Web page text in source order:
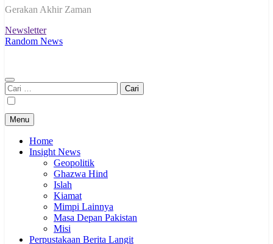
Gerakan Akhir Zaman
Newsletter
Random News
Cari
untuk:
Menu
Home
Insight News
Geopolitik
Ghazwa Hind
Islah
Kiamat
Mimpi Lainnya
Masa Depan Pakistan
Misi
Perpustakaan Berita Langit